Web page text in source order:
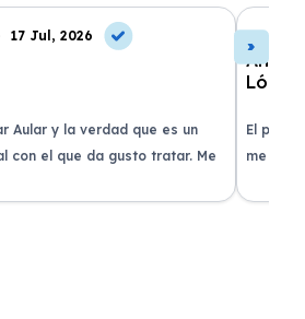
17 Jul, 2026
Aular y la verdad que es un
con el que da gusto tratar. Me
muchas gracias!
El
me
plazo